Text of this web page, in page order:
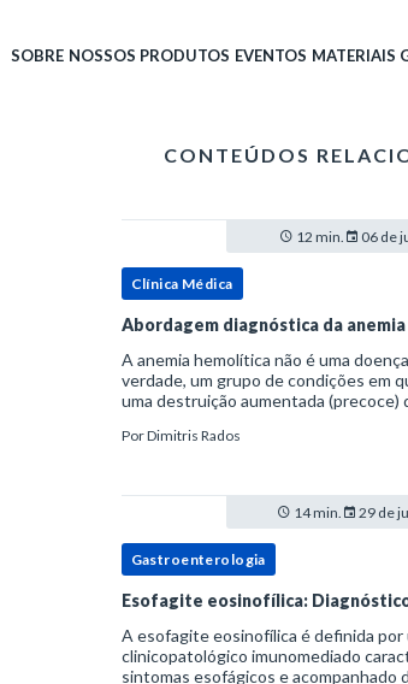
SOBRE NOSSOS PRODUTOS EVENTOS MATERIAIS
CONTEÚDOS
12 min. 06 de
Clínica Médica
Abordagem diagnóstica da
A anemia hemolítica não é uma
verdade, um grupo de condições em
uma destruição aumentada (precoce)
óssea.Como a vida média normal da
PorDimitris Rados
14 min. 29 de
Gastroenterologia
Esofagite eosinofílica:
A esofagite eosinofílica é definida por
clinicopatológico imunomediado
sintomas esofágicos e acompanhado